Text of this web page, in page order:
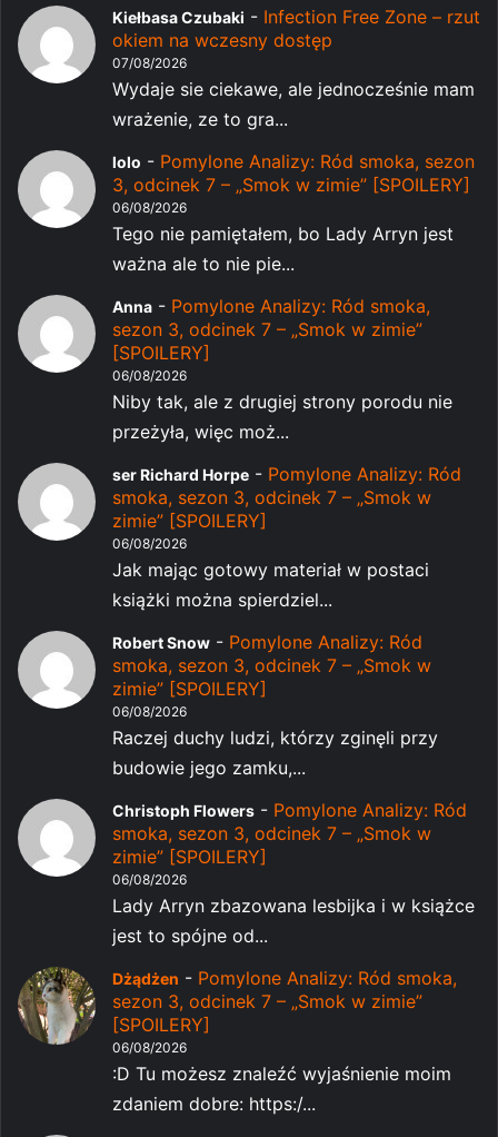
Kiełbasa Czubaki - Infection Free Zone – rzut
okiem na wczesny dostęp
07/08/2026
Wydaje sie ciekawe, ale jednocześnie mam
wrażenie, ze to gra...
lolo - Pomylone Analizy: Ród smoka, sezon
3, odcinek 7 – „Smok w zimie” [SPOILERY]
06/08/2026
Tego nie pamiętałem, bo Lady Arryn jest
ważna ale to nie pie...
Anna - Pomylone Analizy: Ród smoka,
sezon 3, odcinek 7 – „Smok w zimie”
[SPOILERY]
06/08/2026
Niby tak, ale z drugiej strony porodu nie
przeżyła, więc moż...
ser Richard Horpe - Pomylone Analizy: Ród
smoka, sezon 3, odcinek 7 – „Smok w
zimie” [SPOILERY]
06/08/2026
Jak mając gotowy materiał w postaci
książki można spierdziel...
Robert Snow - Pomylone Analizy: Ród
smoka, sezon 3, odcinek 7 – „Smok w
zimie” [SPOILERY]
06/08/2026
Raczej duchy ludzi, którzy zginęli przy
budowie jego zamku,...
Christoph Flowers - Pomylone Analizy: Ród
smoka, sezon 3, odcinek 7 – „Smok w
zimie” [SPOILERY]
06/08/2026
Lady Arryn zbazowana lesbijka i w książce
jest to spójne od...
Dżądżen - Pomylone Analizy: Ród smoka,
sezon 3, odcinek 7 – „Smok w zimie”
[SPOILERY]
06/08/2026
:D Tu możesz znaleźć wyjaśnienie moim
zdaniem dobre: https:/...